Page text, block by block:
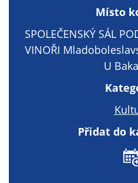
Místo
SPOLEČENSKÝ SÁL
VINOŘI
U
Přidat do